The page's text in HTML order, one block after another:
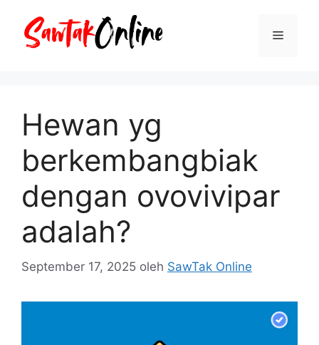
Menu
Hewan yg
berkembangbiak
dengan ovovivipar
adalah?
September 17, 2025 oleh SawTak Online